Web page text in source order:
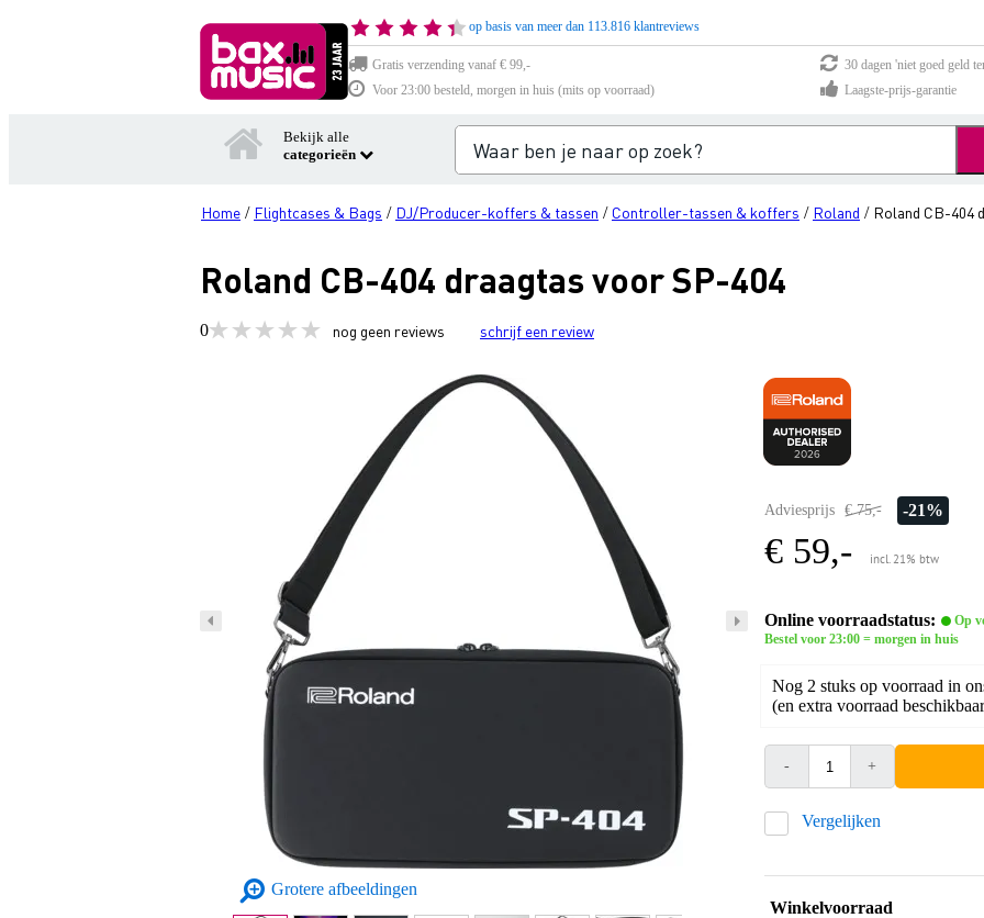
op basis van meer dan 113.816 klantreviews
Gratis verzending vanaf € 99,-
30 dagen 'niet goed geld
Voor 23:00 besteld, morgen in huis (mits op voorraad)
Laagste-prijs-garantie
Bekijk alle
categorieën
Home / Flightcases & Bags / DJ/Producer-koffers & tassen / Controller-tassen & koffers / Roland / Roland CB-404
Roland CB-404 draagtas voor SP-404
0 nog geen reviews schrijf een review
Grotere afbeeldingen
Adviesprijs € 75,- -21%
€ 59,- incl. 21% btw
Online voorraadstatus:
Op
Bestel voor 23:00 = morgen in huis
Nog 2 stuks op voorraad in
(en extra voorraad
- +
Vergelijken
Winkelvoorraad